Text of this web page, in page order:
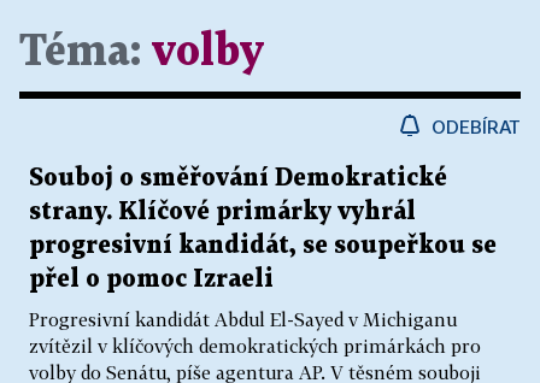
Téma: volby
ODEBÍRAT
Souboj o směřování Demokratické
strany. Klíčové primárky vyhrál
progresivní kandidát, se soupeřkou se
přel o pomoc Izraeli
Progresivní kandidát Abdul El-Sayed v Michiganu
zvítězil v klíčových demokratických primárkách pro
volby do Senátu, píše agentura AP. V těsném souboji